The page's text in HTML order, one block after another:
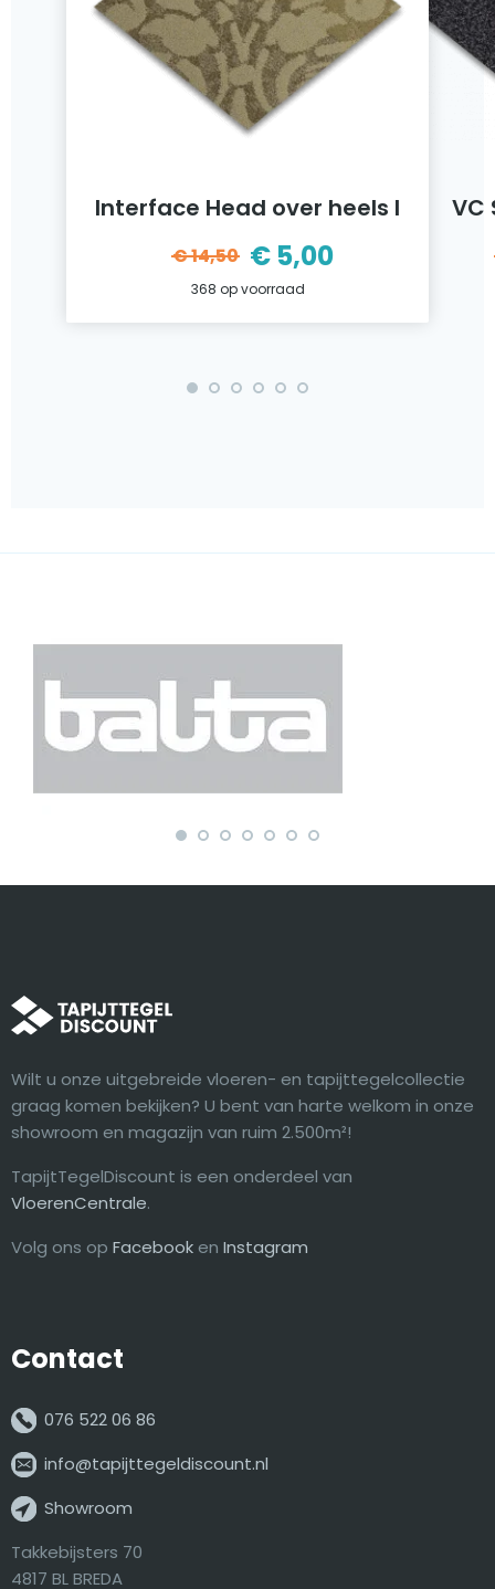
Interface Head over heels l
€14,50
Oorspronkelijke
prijs
€14,50.
€ 5,00
Huidige
prijs
€5,00.
368 op voorraad
VC
Wilt u onze uitgebreide vloeren- en tapijttegelcollectie
graag komen bekijken? U bent van harte welkom in onze
showroom en magazijn van ruim 2.500m²!
TapijtTegelDiscount is een onderdeel van
VloerenCentrale.
Volg ons op Facebook en Instagram
Contact
076 522 06 86
info@tapijttegeldiscount.nl
Showroom
Takkebijsters 70
4817 BL BREDA